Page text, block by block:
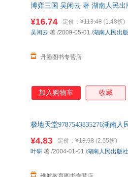
博弈三国 吴闲云 著 湖南人民出
¥16.74 定价： ¥113.48 (1.48折)
丹墨图书专营店
吴闲云 著 /2009-05-01 /湖南人民出
加入购物车 收藏
极地天堂9787543835276湖南
¥4.83 定价： ¥18.98 (2.55折)
叶研 著 /2004-01-01 /湖南人民出版社